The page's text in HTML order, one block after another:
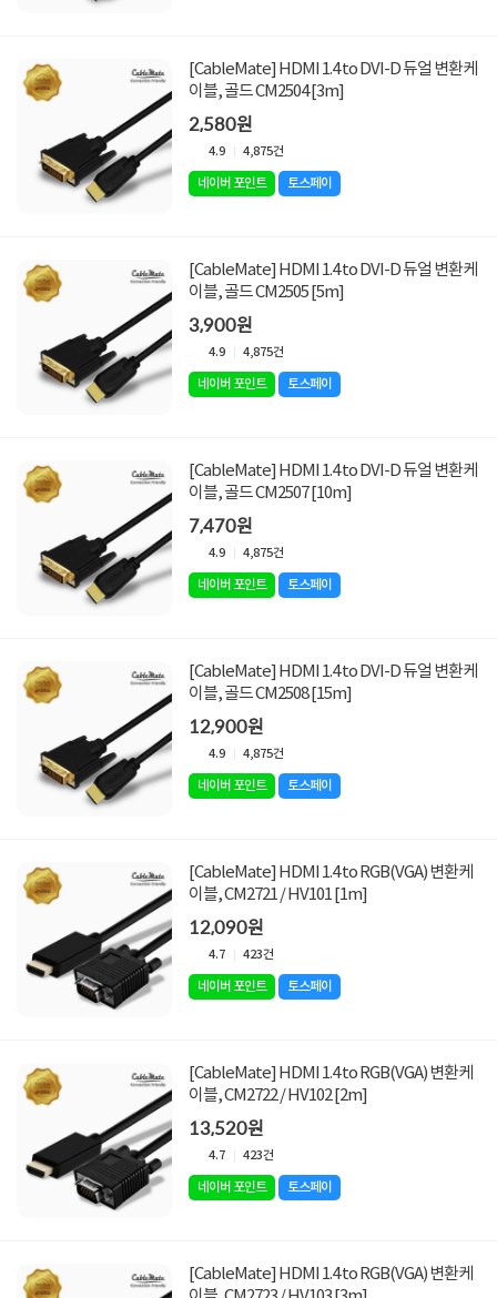
[CableMate] HDMI 1.4 to DVI-D 듀얼 변환케
이블, 골드 CM2504 [3m]
2,580원
4.9 4,875건
네이버 포인트 토스페이
[CableMate] HDMI 1.4 to DVI-D 듀얼 변환케
이블, 골드 CM2505 [5m]
3,900원
4.9 4,875건
네이버 포인트 토스페이
[CableMate] HDMI 1.4 to DVI-D 듀얼 변환케
이블, 골드 CM2507 [10m]
7,470원
4.9 4,875건
네이버 포인트 토스페이
[CableMate] HDMI 1.4 to DVI-D 듀얼 변환케
이블, 골드 CM2508 [15m]
12,900원
4.9 4,875건
네이버 포인트 토스페이
[CableMate] HDMI 1.4 to RGB(VGA) 변환케
이블, CM2721 / HV101 [1m]
12,090원
4.7 423건
네이버 포인트 토스페이
[CableMate] HDMI 1.4 to RGB(VGA) 변환케
이블, CM2722 / HV102 [2m]
13,520원
4.7 423건
네이버 포인트 토스페이
[CableMate] HDMI 1.4 to RGB(VGA) 변환케